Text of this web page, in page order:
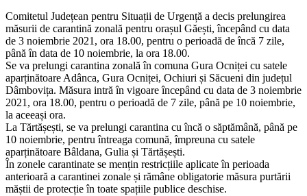
Comitetul Județean pentru Situații de Urgență a decis prelungirea
măsurii de carantină zonală pentru orașul Găești, începând cu data
de 3 noiembrie 2021, ora 18.00, pentru o perioadă de încă 7 zile,
până în data de 10 noiembrie, la ora 18.00.
Se va prelungi carantina zonală în comuna Gura Ocniței cu satele
aparținătoare Adânca, Gura Ocniței, Ochiuri și Săcueni din județul
Dâmbovița. Măsura intră în vigoare începând cu data de 3 noiembrie
2021, ora 18.00, pentru o perioadă de 7 zile, până pe 10 noiembrie,
la aceeași ora.
La Tărtășești, se va prelungi carantina cu încă o săptămână, până pe
10 noiembrie, pentru întreaga comună, împreuna cu satele
aparținătoare Bâldana, Gulia și Tărtășești.
În zonele carantinate se mențin restricțiile aplicate în perioada
anterioară a carantinei zonale și rămâne obligatorie măsura purtării
măștii de protecție în toate spațiile publice deschise.